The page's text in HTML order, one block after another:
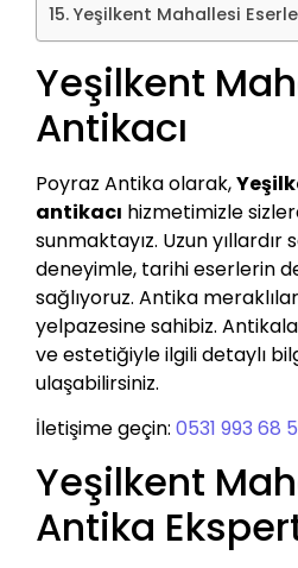
Yeşilkent Mahallesi
Yeşilkent
Antikacı
Poyraz Antika olarak,
antikacı hizmetimizle
sunmaktayız. Uzun
deneyimle, tarihi eserlerin
sağlıyoruz. Antika
yelpazesine sahibiz.
ve estetiğiyle ilgili detaylı
ulaşabilirsiniz.
İletişime geçin: 0531 993 68
Yeşilkent
Antika